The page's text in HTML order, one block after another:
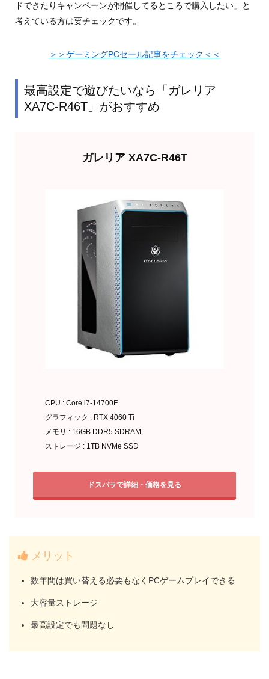
ドできたりキャンペーンが開催してるところで購入したい」と
考えている方は要チェックです。
＞＞ゲーミングPCセール記事をチェック＜＜
最高設定で遊びたいなら「ガレリア
XA7C-R46T」がおすすめ
ガレリア XA7C-R46T
CPU : Core i7-14700F
グラフィック : RTX 4060 Ti
メモリ : 16GB DDR5 SDRAM
ストレージ : 1TB NVMe SSD
ドスパラで詳細・価格を見る
メリット
数年間は買い替える必要もなくPCゲームプレイできる
大容量ストレージ
最高設定でも問題なし